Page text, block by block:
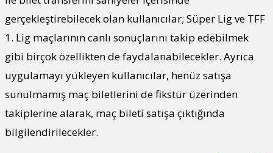
gerçekleştirebilecek olan kullanıcılar; Süper Lig ve TFF
1. Lig maçlarının canlı sonuçlarını takip edebilmek
gibi birçok özellikten de faydalanabilecekler. Ayrıca
uygulamayı yükleyen kullanıcılar, henüz satışa
sunulmamış maç biletlerini de fikstür üzerinden
takiplerine alarak, maç bileti satışa çıktığında
bilgilendirilecekler.